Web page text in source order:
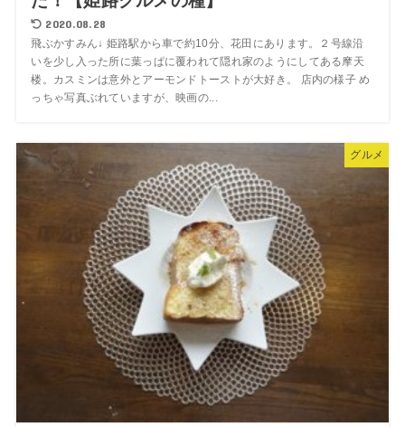
2020.08.28
飛ぶかすみん↓ 姫路駅から車で約10分、花田にあります。２号線沿
いを少し入った所に葉っぱに覆われて隠れ家のようにしてある摩天
楼。カスミンは意外とアーモンドトーストが大好き。 店内の様子 め
っちゃ写真ぶれていますが、映画の...
グルメ